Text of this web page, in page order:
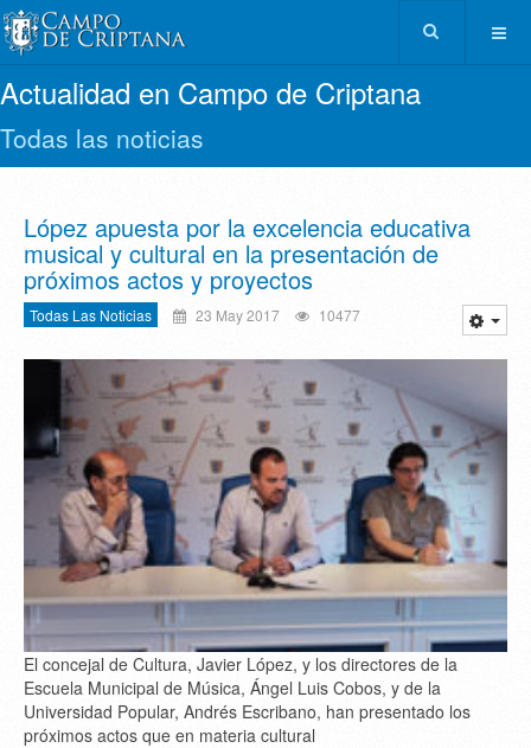
Actualidad en Campo de Criptana
Todas las noticias
López apuesta por la excelencia educativa
musical y cultural en la presentación de
próximos actos y proyectos
Todas Las Noticias 23 May 2017 10477
El concejal de Cultura, Javier López, y los directores de la
Escuela Municipal de Música, Ángel Luis Cobos, y de la
Universidad Popular, Andrés Escribano, han presentado los
próximos actos que en materia cultural